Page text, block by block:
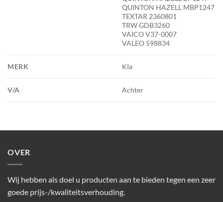
QUINTON HAZELL MBP1247
TEXTAR 2360801
TRW GDB3260
VAICO V37-0007
VALEO 598834
MERK KIa
V/A Achter
OVER
Wij hebben als doel u producten aan te bieden tegen een zeer
goede prijs-/kwaliteitsverhouding.